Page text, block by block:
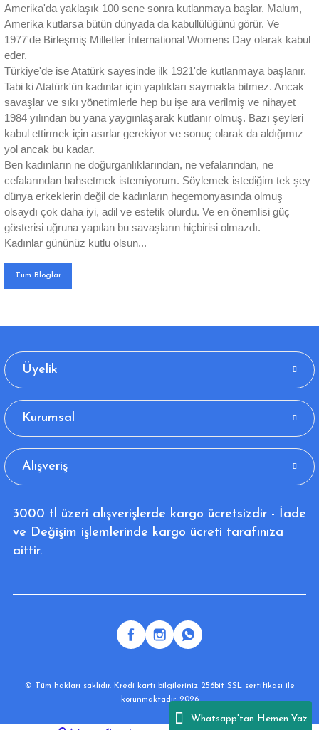
Whatsapp'tan Hemen Yaz
Amerika'da yaklaşık 100 sene sonra kutlanmaya başlar. Malum,
Amerika kutlarsa bütün dünyada da kabullülüğünü görür. Ve
1977'de Birleşmiş Milletler İnternational Womens Day olarak kabul
eder.
Türkiye'de ise Atatürk sayesinde ilk 1921'de kutlanmaya başlanır.
Tabi ki Atatürk'ün kadınlar için yaptıkları saymakla bitmez. Ancak
savaşlar ve sıkı yönetimlerle hep bu işe ara verilmiş ve nihayet
1984 yılından bu yana yaygınlaşarak kutlanır olmuş. Bazı şeyleri
kabul ettirmek için asırlar gerekiyor ve sonuç olarak da aldığımız
yol ancak bu kadar.
Ben kadınların ne doğurganlıklarından, ne vefalarından, ne
cefalarından bahsetmek istemiyorum. Söylemek istediğim tek şey
dünya erkeklerin değil de kadınların hegemonyasında olmuş
olsaydı çok daha iyi, adil ve estetik olurdu. Ve en önemlisi güç
gösterisi uğruna yapılan bu savaşların hiçbirisi olmazdı.
Kadınlar gününüz kutlu olsun...
Tüm Bloglar
Üyelik
Kurumsal
Alışveriş
3000 tl üzeri alışverişlerde kargo ücretsizdir - İade
ve Değişim işlemlerinde kargo ücreti tarafınıza
aittir.
© Tüm hakları saklıdır. Kredi kartı bilgileriniz 256bit SSL sertifikası ile
korunmaktadır. 2026